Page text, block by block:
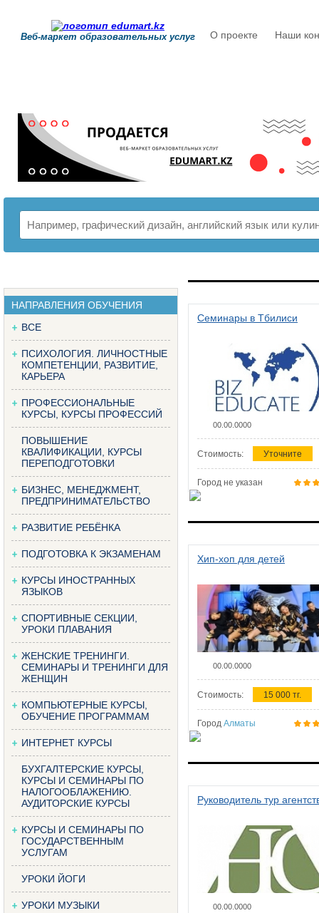
Веб-маркет образовательных услуг О проекте Наши
НАПРАВЛЕНИЯ ОБУЧЕНИЯ
ВСЕ
ПСИХОЛОГИЯ. ЛИЧНОСТНЫЕ
КОМПЕТЕНЦИИ, РАЗВИТИЕ,
КАРЬЕРА
ПРОФЕССИОНАЛЬНЫЕ
КУРСЫ, КУРСЫ ПРОФЕССИЙ
ПОВЫШЕНИЕ
КВАЛИФИКАЦИИ, КУРСЫ
ПЕРЕПОДГОТОВКИ
БИЗНЕС, МЕНЕДЖМЕНТ,
ПРЕДПРИНИМАТЕЛЬСТВО
РАЗВИТИЕ РЕБЁНКА
ПОДГОТОВКА К ЭКЗАМЕНАМ
КУРСЫ ИНОСТРАННЫХ
ЯЗЫКОВ
СПОРТИВНЫЕ СЕКЦИИ,
УРОКИ ПЛАВАНИЯ
ЖЕНСКИЕ ТРЕНИНГИ.
СЕМИНАРЫ И ТРЕНИНГИ ДЛЯ
ЖЕНЩИН
КОМПЬЮТЕРНЫЕ КУРСЫ,
ОБУЧЕНИЕ ПРОГРАММАМ
ИНТЕРНЕТ КУРСЫ
БУХГАЛТЕРСКИЕ КУРСЫ,
КУРСЫ И СЕМИНАРЫ ПО
НАЛОГООБЛАЖЕНИЮ.
АУДИТОРСКИЕ КУРСЫ
КУРСЫ И СЕМИНАРЫ ПО
ГОСУДАРСТВЕННЫМ
УСЛУГАМ
УРОКИ ЙОГИ
УРОКИ МУЗЫКИ
Семинары в Тбилиси
00.00.0000
Стоимость: Уточните
Город не указан
Хип-хоп для детей
00.00.0000
Стоимость: 15 000 тг.
Город Алматы
Руководитель тур
00.00.0000